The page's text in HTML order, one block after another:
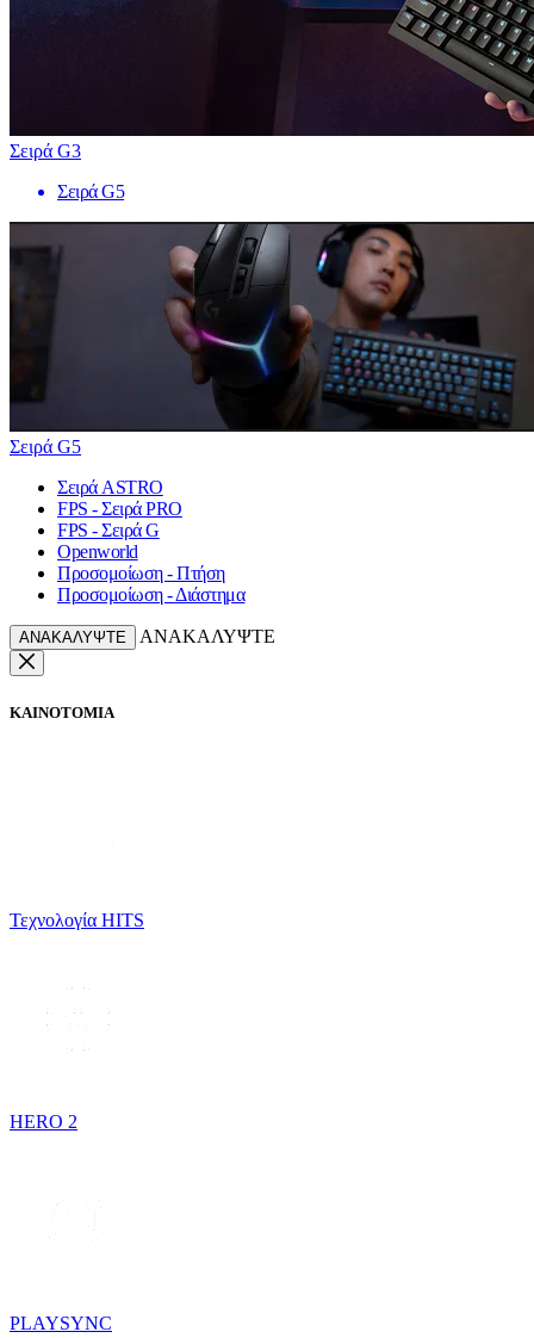
Σειρά G3
Σειρά G5
Σειρά G5
Σειρά ASTRO
FPS - Σειρά PRO
FPS - Σειρά G
Openworld
Προσομοίωση - Πτήση
Προσομοίωση - Διάστημα
ΑΝΑΚΑΛΥΨΤΕ ΑΝΑΚΑΛΥΨΤΕ
ΚΑΙΝΟΤΟΜΙΑ
Τεχνολογία HITS
HERO 2
PLAYSYNC